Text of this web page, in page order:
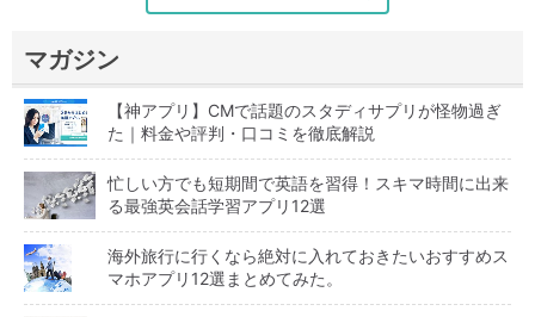
マガジン
【神アプリ】CMで話題のスタディサプリが怪物過ぎ
た｜料金や評判・口コミを徹底解説
忙しい方でも短期間で英語を習得！スキマ時間に出来
る最強英会話学習アプリ12選
海外旅行に行くなら絶対に入れておきたいおすすめス
マホアプリ12選まとめてみた。